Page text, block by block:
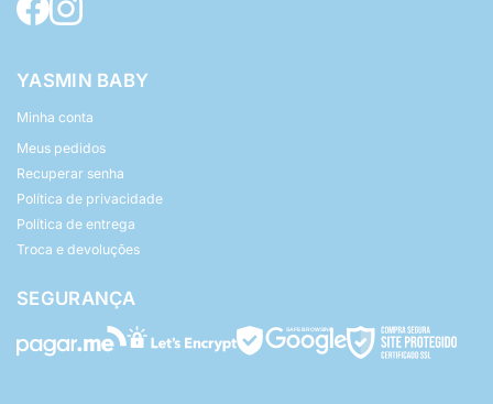
YASMIN BABY
Minha conta
Meus pedidos
Recuperar senha
Política de privacidade
Política de entrega
Troca e devoluções
SEGURANÇA